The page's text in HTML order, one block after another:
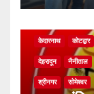
केदारनाथ कोटद्वार
देहरादून नैनीताल
श्रीनगर सोमेश्वर